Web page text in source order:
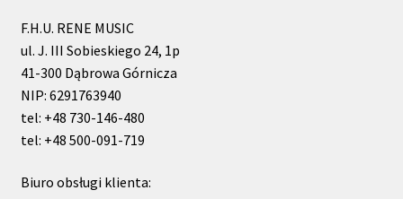
F.H.U. RENE MUSIC
ul. J. III Sobieskiego 24, 1p
41-300 Dąbrowa Górnicza
NIP: 6291763940
tel: +48 730-146-480
tel: +48 500-091-719
Biuro obsługi klienta: